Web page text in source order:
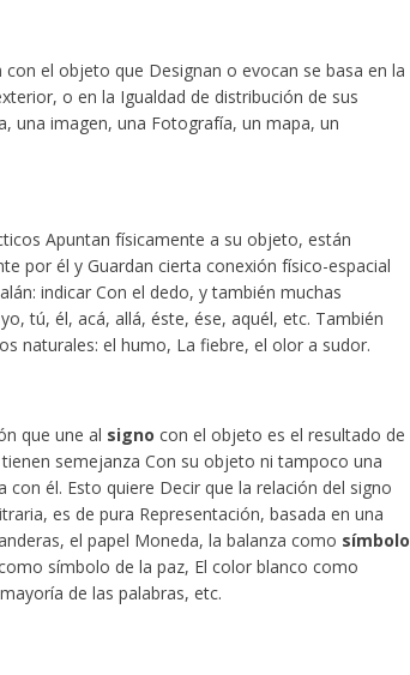
con el objeto que Designan o evocan se basa en la
o en la Igualdad de distribución de sus
una imagen, una Fotografía, un mapa, un
Apuntan físicamente a su objeto, están
por él y Guardan cierta conexión físico-espacial
indicar Con el dedo, y también muchas
tú, él, acá, allá, éste, ése, aquél, etc. También
naturales: el humo, La fiebre, el olor a sudor.
que une al signo con el objeto es el resultado de
semejanza Con su objeto ni tampoco una
con él. Esto quiere Decir que la relación del signo
es de pura Representación, basada en una
el papel Moneda, la balanza como símbolo
símbolo de la paz, El color blanco como
de las palabras, etc.